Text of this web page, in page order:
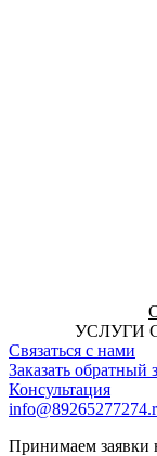
УСЛУГИ
Связаться с нами
Заказать обратный
Консультация
Принимаем заявки